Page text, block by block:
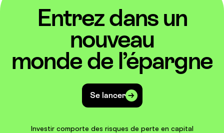
Entrez dans un
nouveau
monde de l’épargne
Se lancer
Investir comporte des risques de perte en capital